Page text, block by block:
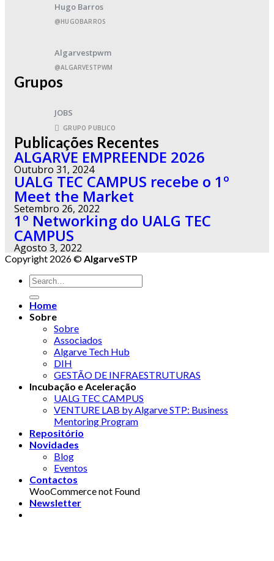
Hugo Barros
@HUGOBARROS
Algarvestpwm
@ALGARVESTPWM
Grupos
JOBS
GRUPO PUBLICO
Publicações Recentes
ALGARVE EMPREENDE 2026
Outubro 31, 2024
UALG TEC CAMPUS recebe o 1º
Meet the Market
Setembro 26, 2022
1º Networking do UALG TEC
CAMPUS
Agosto 3, 2022
Copyright 2026 ©AlgarveSTP
Home
Sobre
Sobre
Associados
Algarve Tech Hub
DIH
GESTÃO DE INFRAESTRUTURAS
Incubação e Aceleração
UALG TEC CAMPUS
VENTURE LAB by Algarve STP: Business
Mentoring Program
Repositório
Novidades
Blog
Eventos
Contactos
WooCommerce not Found
Newsletter